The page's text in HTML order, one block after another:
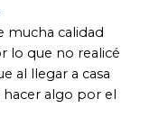
mucha calidad
lo que no realicé
al llegar a casa
algo por el